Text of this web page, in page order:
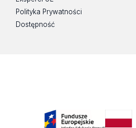
Polityka Prywatności
Dostępność